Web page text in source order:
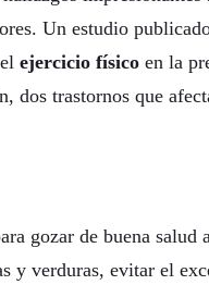
Un estudio
ejercicio físico en la
dos trastornos que
gozar de buena salud
y verduras, evitar el